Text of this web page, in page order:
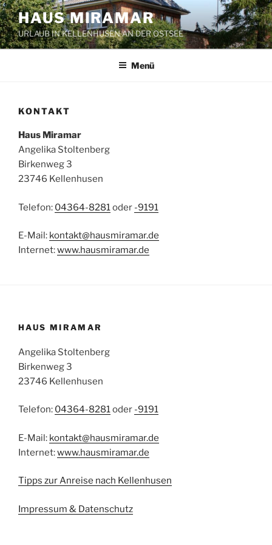
Zum
Inhalt
springen
HAUS MIRAMAR
URLAUB IN KELLENHUSEN AN DER OSTSEE
Menü
KONTAKT
Haus Miramar
Angelika Stoltenberg
Birkenweg 3
23746 Kellenhusen
Telefon: 04364-8281 oder -9191
E-Mail: kontakt@hausmiramar.de
Internet:www.hausmiramar.de
HAUS MIRAMAR
Angelika Stoltenberg
Birkenweg 3
23746 Kellenhusen
Telefon: 04364-8281oder -9191
E-Mail: kontakt@hausmiramar.de
Internet:www.hausmiramar.de
Tipps zur Anreise nach Kellenhusen
Impressum & Datenschutz